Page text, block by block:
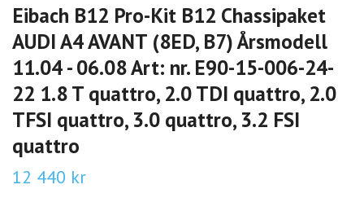
Eibach B12 Pro-Kit B12 Chassipaket
AUDI A4 AVANT (8ED, B7) Årsmodell
11.04 - 06.08 Art: nr. E90-15-006-24-
22 1.8 T quattro, 2.0 TDI quattro, 2.0
TFSI quattro, 3.0 quattro, 3.2 FSI
quattro
12 440 kr